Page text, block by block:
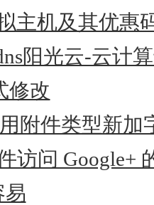
主机及其优惠
阳光云-云计
修改
附件类型新加
访问 Google+
易